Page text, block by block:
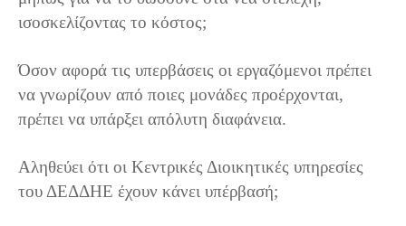
ισοσκελίζοντας το κόστος;
Όσον αφορά τις υπερβάσεις οι εργαζόμενοι πρέπει
να γνωρίζουν από ποιες μονάδες προέρχονται,
πρέπει να υπάρξει απόλυτη διαφάνεια.
Αληθεύει ότι οι Κεντρικές Διοικητικές υπηρεσίες
του ΔΕΔΔΗΕ έχουν κάνει υπέρβασή;